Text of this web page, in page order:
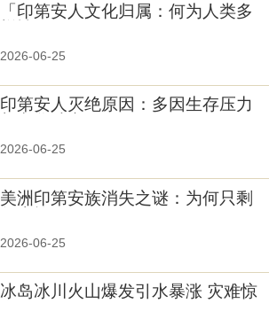
「印第安人文化归属：何为人类多
2026-06-25
印第安人灭绝原因：多因生存压力
2026-06-25
美洲印第安族消失之谜：为何只剩
2026-06-25
冰岛冰川火山爆发引水暴涨 灾难惊